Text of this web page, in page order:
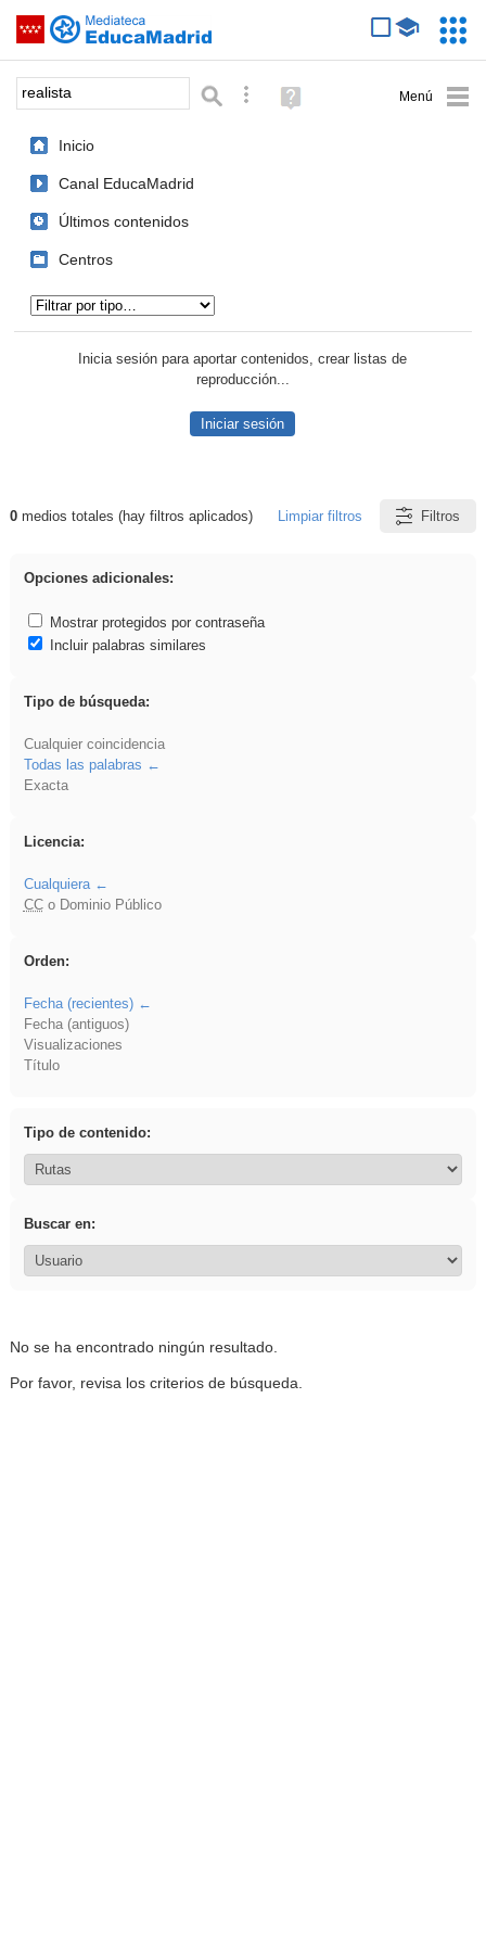
Saltar navegación
Palabra o frase: Búsqueda avanzada
Ayuda
(en
Inicio
Canal EducaMadrid
Últimos contenidos
Centros
Inicia sesión para aportar contenidos, crear listas de
reproducción...
Iniciar sesión
Resultados de: realista
0medios totales (hay filtros aplicados) Limpiar filtros Filtros
Opciones adicionales:
Mostrar protegidos por contraseña
Incluir palabras similares
Tipo de búsqueda:
Cualquier coincidencia
Todas las palabras
Exacta
Licencia:
Cualquiera
CCo Dominio Público
Orden:
Fecha (recientes)
Fecha (antiguos)
Visualizaciones
Título
Tipo de contenido:
Buscar en:
No se ha encontrado ningún resultado.
Por favor, revisa los criterios de búsqueda.